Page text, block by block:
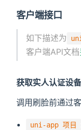
客户端接口
如下描述为
客户端API文档
获取实人认证设
调用刷脸前通过
uni-app 项目